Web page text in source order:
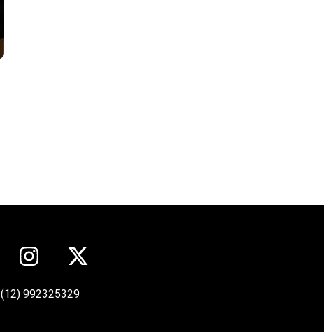
(12) 992325329